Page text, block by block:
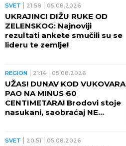
SVET 21:58 05.08.2026
UKRAJINCI DIŽU RUKE OD
ZELENSKOG: Najnoviji
rezultati ankete smučili su se
lideru te zemlje!
REGION 21:14 05.08.2026
UŽAS! DUNAV KOD VUKOVARA
PAO NA MINUS 60
CENTIMETARA! Brodovi stoje
nasukani, saobraćaj NE
SVET 20:51 05.08.2026